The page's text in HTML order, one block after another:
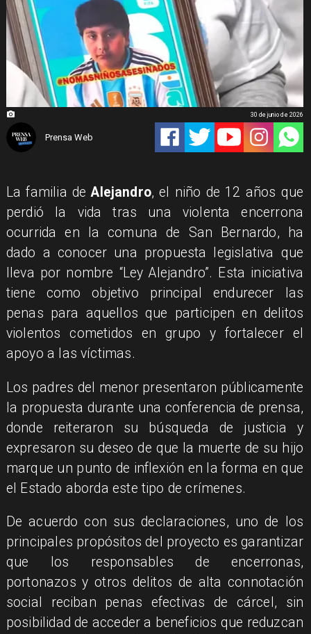
Prensa Web
30 de junio de 2026
La familia deAlejandro, el niño de 12 años que
perdió la vida tras una violenta encerrona
ocurrida en la comuna de San Bernardo, ha
dado a conocer una propuesta legislativa que
lleva por nombre “Ley Alejandro”. Esta iniciativa
tiene como objetivo principal endurecer las
penas para aquellos que participen en delitos
violentos cometidos en grupo y fortalecer el
apoyo a las víctimas.
Los padres del menor presentaron públicamente
la propuesta durante una conferencia de prensa,
donde reiteraron su búsqueda de justicia y
expresaron su deseo de que la muerte de su hijo
marque un punto de inflexión en la forma en que
el Estado aborda este tipo de crímenes.
De acuerdo con sus declaraciones, uno de los
principales propósitos del proyecto es garantizar
que los responsables de encerronas,
portonazos y otros delitos de alta connotación
social reciban penas efectivas de cárcel, sin
posibilidad de acceder a beneficios que reduzcan